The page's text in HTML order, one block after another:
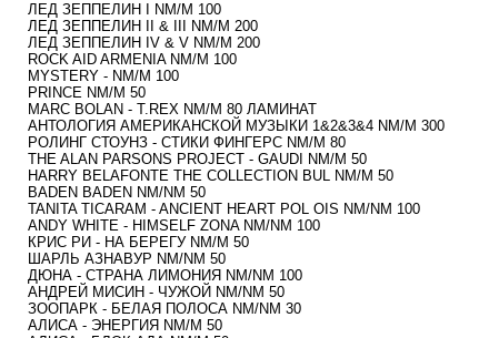
ЛЕД ЗЕППЕЛИН I NM/M 100
ЛЕД ЗЕППЕЛИН II & III NM/M 200
ЛЕД ЗЕППЕЛИН IV & V NM/M 200
ROCK AID ARMENIA NM/M 100
MYSTERY - NM/M 100
PRINCE NM/M 50
MARC BOLAN - T.REX NM/M 80 ЛАМИНАТ
АНТОЛОГИЯ АМЕРИКАНСКОЙ МУЗЫКИ 1&2&3&4 NM/M 300
РОЛИНГ СТОУНЗ - СТИКИ ФИНГЕРС NM/M 80
THE ALAN PARSONS PROJECT - GAUDI NM/M 50
HARRY BELAFONTE THE COLLECTION BUL NM/M 50
BADEN BADEN NM/NM 50
TANITA TICARAM - ANCIENT HEART POL OIS NM/NM 100
ANDY WHITE - HIMSELF ZONA NM/NM 100
КРИС РИ - НА БЕРЕГУ NM/M 50
ШАРЛЬ АЗНАВУР NM/NM 50
ДЮНА - СТРАНА ЛИМОНИЯ NM/NM 100
АНДРЕЙ МИСИН - ЧУЖОЙ NM/NM 50
ЗООПАРК - БЕЛАЯ ПОЛОСА NM/NM 30
АЛИСА - ЭНЕРГИЯ NM/M 50